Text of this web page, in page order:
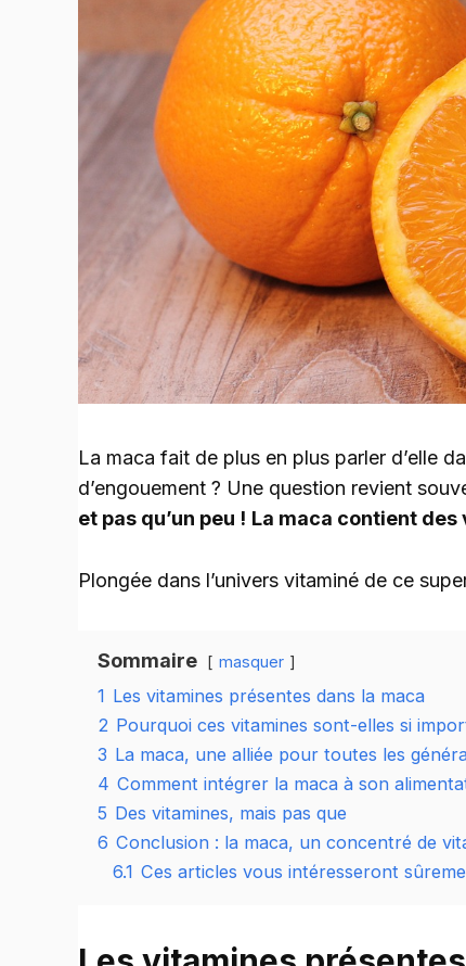
La maca fait de plus en plus parler d’elle
d’engouement ? Une question revient
et pas qu’un peu ! La maca contient des
Plongée dans l’univers vitaminé de ce
Sommaire masquer
1 Les vitamines présentes dans la maca
2 Pourquoi ces vitamines sont-elles si
3 La maca, une alliée pour toutes les
4 Comment intégrer la maca à son
5 Des vitamines, mais pas que
6 Conclusion : la maca, un concentré de
6.1 Ces articles vous intéresseront